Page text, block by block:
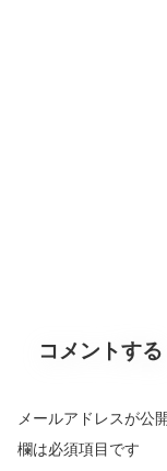
コメントする
メールアドレスが公
欄は必須項目です